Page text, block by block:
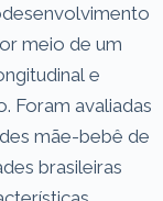
meio de um
e
Foram avaliadas
mãe-bebê de
brasileiras